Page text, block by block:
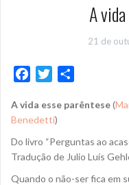
A
21 de
c
e
b
o
i
t
t
e
a
e
A vida esse parêntese(
Benedetti)
Do livro “Perguntas ao
Tradução de Julio Luís
Quando o não-ser fica em